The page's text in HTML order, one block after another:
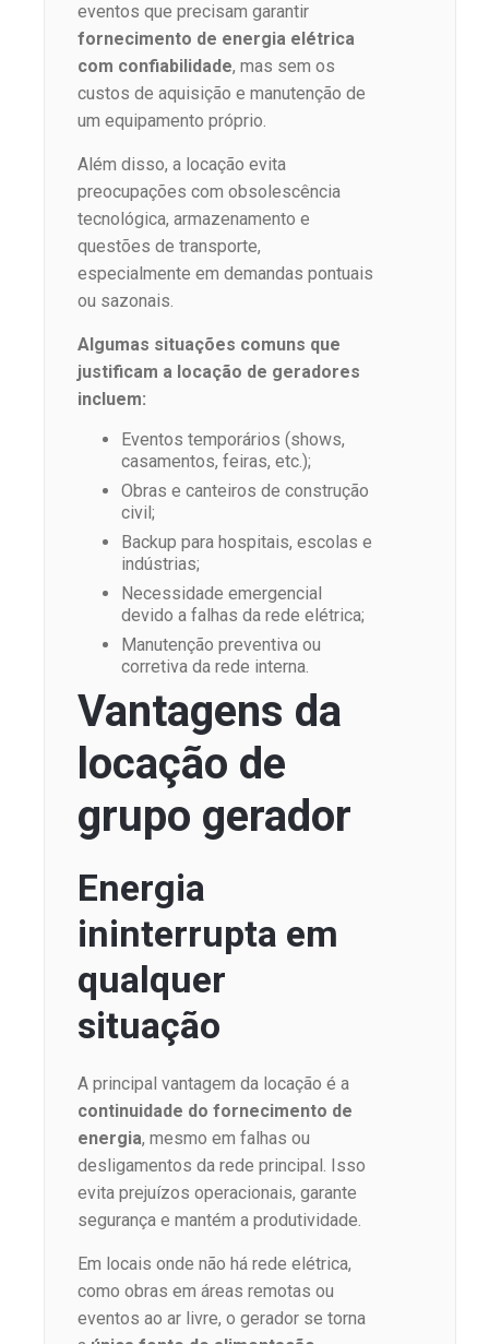
eventos que precisam garantir
fornecimento de energia elétrica
com confiabilidade, mas sem os
custos de aquisição e manutenção de
um equipamento próprio.
Além disso, a locação evita
preocupações com obsolescência
tecnológica, armazenamento e
questões de transporte,
especialmente em demandas pontuais
ou sazonais.
Algumas situações comuns que
justificam a locação de geradores
incluem:
Eventos temporários (shows,
casamentos, feiras, etc.);
Obras e canteiros de construção
civil;
Backup para hospitais, escolas e
indústrias;
Necessidade emergencial
devido a falhas da rede elétrica;
Manutenção preventiva ou
corretiva da rede interna.
Vantagens da
locação de
grupo gerador
Energia
ininterrupta em
qualquer
situação
A principal vantagem da locação é a
continuidade do fornecimento de
energia, mesmo em falhas ou
desligamentos da rede principal. Isso
evita prejuízos operacionais, garante
segurança e mantém a produtividade.
Em locais onde não há rede elétrica,
como obras em áreas remotas ou
eventos ao ar livre, o gerador se torna